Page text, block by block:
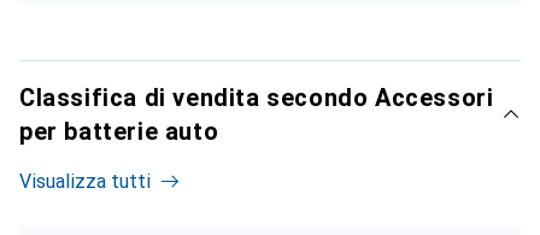
Classifica di vendita secondo Accessori
per batterie auto
Visualizza tutti